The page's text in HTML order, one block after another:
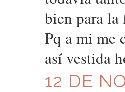
bien para la
Pq a mi me
así vestida
12 DE